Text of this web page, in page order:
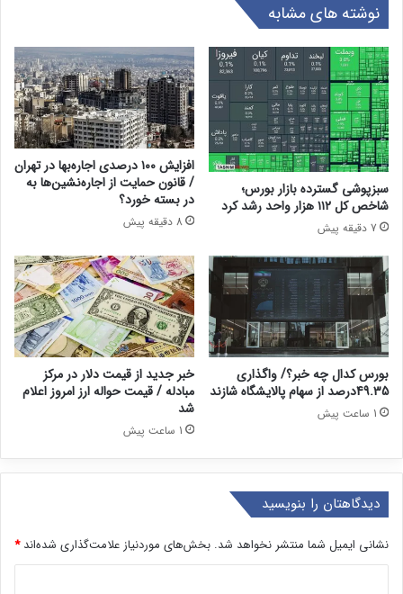
نوشته های مشابه
سبزپوشی گسترده بازار بورس؛
شاخص کل ۱۱۲ هزار واحد رشد کرد
7 دقیقه پیش
افزایش ۱۰۰ درصدی اجاره‌بها در تهران
/ قانون حمایت از اجاره‌نشین‌ها به
در بسته خورد؟
8 دقیقه پیش
بورس کدال چه خبر؟/ واگذاری
49.35درصد از سهام پالایشگاه شازند
1 ساعت پیش
خبر جدید از قیمت دلار در مرکز
مبادله / قیمت حواله ارز امروز اعلام
شد
1 ساعت پیش
دیدگاهتان را بنویسید
نشانی ایمیل شما منتشر نخواهد شد. بخش‌های موردنیاز علامت‌گذاری شده‌اند*